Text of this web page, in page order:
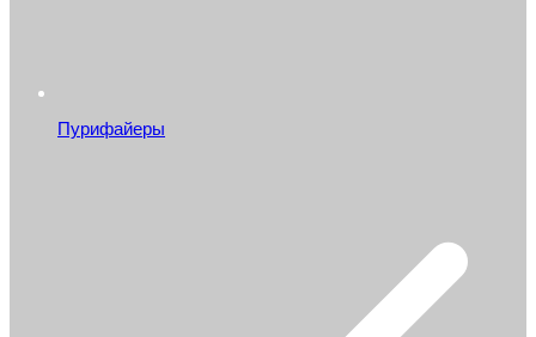
Пурифайеры